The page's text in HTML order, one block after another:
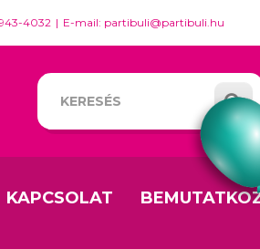
4032 E-mail: partibuli@partibuli.hu
KAPCSOLAT